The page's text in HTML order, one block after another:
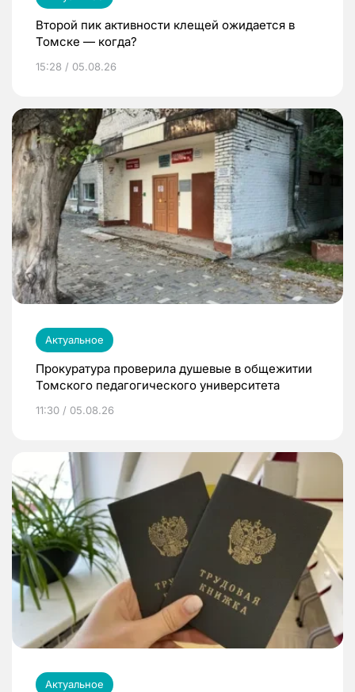
Второй пик активности клещей ожидается в
Томске — когда?
15:28 / 05.08.26
Актуальное
Прокуратура проверила душевые в общежитии
Томского педагогического университета
11:30 / 05.08.26
Актуальное